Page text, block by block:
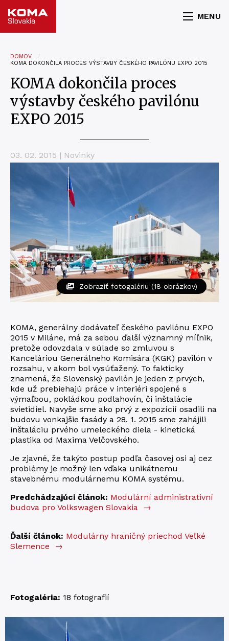
MENU
DOMOV
KOMA DOKONČILA PROCES VÝSTAVBY ČESKÉHO PAVILÓNU EXPO 2015
KOMA dokončila proces
výstavby českého pavilónu
EXPO 2015
03. 02. 2015 | Novinky
Zobraziť fotogalériu (18 obrázkov)
KOMA, generálny dodávateľ českého pavilónu EXPO
2015 v Miláne, má za sebou ďalší významný míľnik,
pretože odovzdala v súlade so zmluvou s
Kanceláriou Generálneho Komisára (KGK) pavilón v
rozsahu, v akom bol vysúťažený. To fakticky
znamená, že Slovenský pavilón je jeden z prvých,
kde už prebiehajú práce v interiéri spojené s
výmaľbou, pokládkou podlahovín, či inštalácie
svietidiel. Navyše sme ako prvý z expozícií osadili na
budovu vonkajšie fasády a 28. 1. 2015 sme zahájili
inštaláciu prvého umeleckého diela - kinetická
plastika od Maxima Velčovského.
Je zjavné, že takýto postup podľa časovej osi aj cez
problémy je možný len vďaka unikátnemu
stavebnému modulárnemu KOMA systému.
Predchádzajúci článok: Modulární administrativní
budova pro Volkswagen Slovakia
→
Ďalší článok: Modulárny hraničný priechod Veľké
Slemence
→
Fotogaléria: 18 fotografií